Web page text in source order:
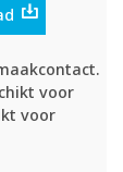
voor
voor